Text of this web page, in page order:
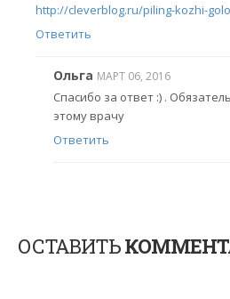
http://cleverblog.ru/piling-kozhi-
Ответить
Ольга МАРТ 06, 2016
Спасибо за ответ :) .
этому врачу
Ответить
ОСТАВИТЬ